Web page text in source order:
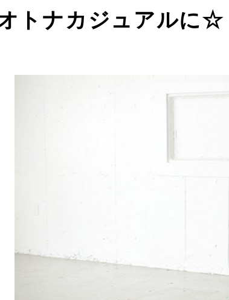
トナカジュアルに☆